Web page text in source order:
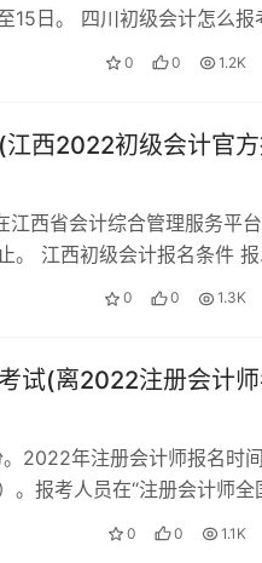
试，只要到你最后一科考试
会计师是全国统一的考试。
交费截止前可以更改报名相
注册会计师的最好时间。助
改地址。因被吊销注册会计
等于没有参加过考试，可以自
15日。 四川初级会计怎么报
0 0 1.2K
西2022初级会计官
江西省会计综合管理服务平
。 江西初级会计报名条件 报
0 0 1.3K
试(离2022注册会计
2022年注册会计师报名时
报考人员在“注册会计师全
0 0 1.1K